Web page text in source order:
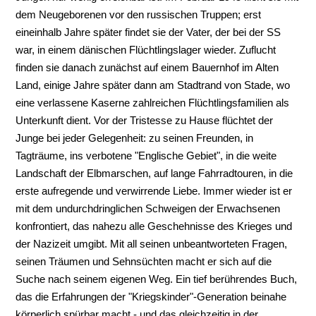
dem Neugeborenen vor den russischen Truppen; erst
eineinhalb Jahre später findet sie der Vater, der bei der SS
war, in einem dänischen Flüchtlingslager wieder. Zuflucht
finden sie danach zunächst auf einem Bauernhof im Alten
Land, einige Jahre später dann am Stadtrand von Stade, wo
eine verlassene Kaserne zahlreichen Flüchtlingsfamilien als
Unterkunft dient. Vor der Tristesse zu Hause flüchtet der
Junge bei jeder Gelegenheit: zu seinen Freunden, in
Tagträume, ins verbotene "Englische Gebiet", in die weite
Landschaft der Elbmarschen, auf lange Fahrradtouren, in die
erste aufregende und verwirrende Liebe. Immer wieder ist er
mit dem undurchdringlichen Schweigen der Erwachsenen
konfrontiert, das nahezu alle Geschehnisse des Krieges und
der Nazizeit umgibt. Mit all seinen unbeantworteten Fragen,
seinen Träumen und Sehnsüchten macht er sich auf die
Suche nach seinem eigenen Weg. Ein tief berührendes Buch,
das die Erfahrungen der "Kriegskinder"-Generation beinahe